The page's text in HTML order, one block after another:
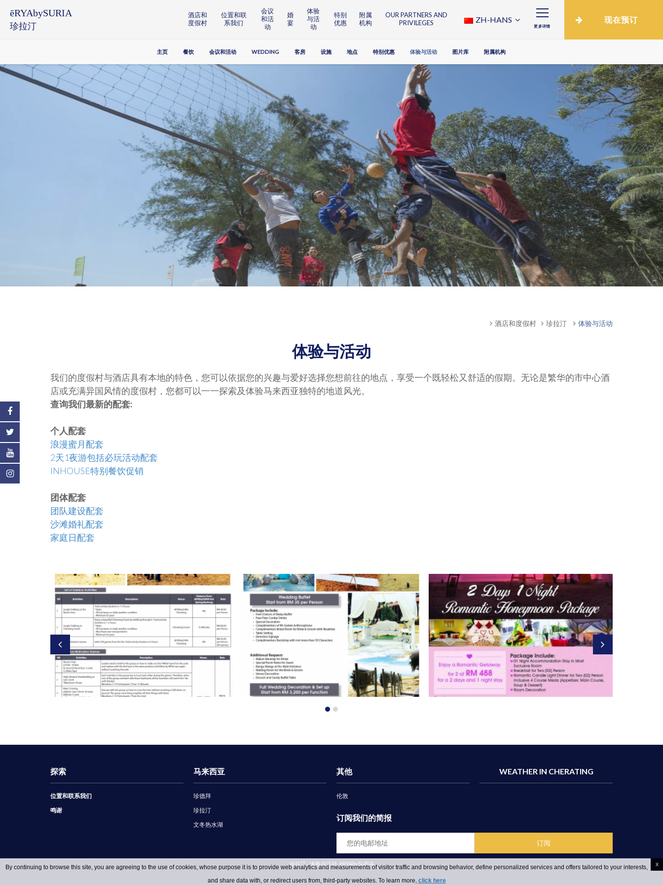
ēRYAbySURIA
珍拉汀
现在预订
更多详情
ZH-HANS
酒店和
度假村
位置和联
系我们
会议
和活
动
婚
宴
体验
与活
动
特别
优惠
附属
机构
OUR PARTNERS AND
PRIVILEGES
主页 餐饮 会议和活动 WEDDING 客房 设施 地点 特别优惠 体验与活动 图片库 附属机构
酒店和度假村 珍拉汀 体验与活动
体验与活动
我们的度假村与酒店具有本地的特色，您可以依据您的兴趣与爱好选择您想前往的地点，享受一个既轻松又舒适的假期。无论是繁华的市中心酒
店或充满异国风情的度假村，您都可以一一探索及体验马来西亚独特的地道风光。
查询我们最新的配套:
个人配套
浪漫蜜月配套
2天1夜游包括必玩活动配套
INHOUSE特别餐饮促销
团体配套
团队建设配套
沙滩婚礼配套
家庭日配套
探索
位置和联系我们
鸣谢
马来西亚
珍德拜
珍拉汀
文冬热水湖
其他
伦敦
WEATHER IN CHERATING
订阅我们的简报
珍拉汀 - 体验与活动 ēRYAbySURIA
By continuing to browse this site, you are agreeing to the use of cookies, whose purpose it is to provide web analytics and measurements of visitor traffic and browsing behavior, define personalized services and offers tailored to your interests,
and share data with, or redirect users from, third-party websites. To learn more, click here
x